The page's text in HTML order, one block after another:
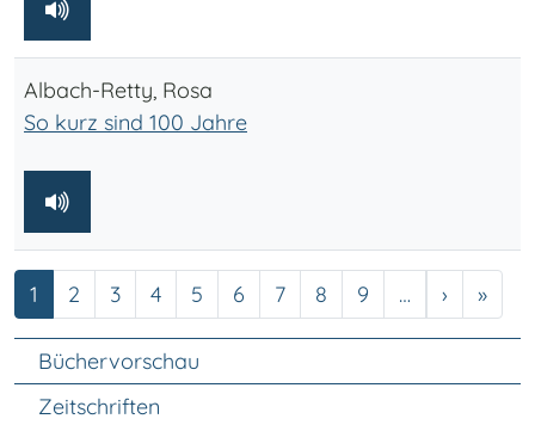
Albach-Retty, Rosa
So kurz sind 100 Jahre
Seite
1 Seite
2 Seite
3 Seite
4 Seite
5 Seite
6 Seite
7 Seite
8 Seite
9 … › »
Unter Navigation
Büchervorschau
Zeitschriften